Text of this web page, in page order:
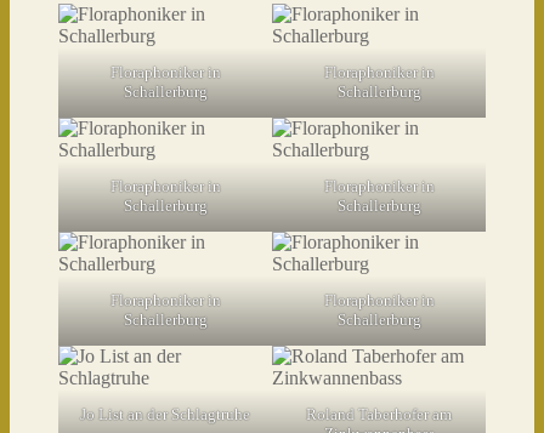
Floraphoniker in
Schallerburg
Floraphoniker in
Schallerburg
Floraphoniker in
Schallerburg
Floraphoniker in
Schallerburg
Floraphoniker in
Schallerburg
Floraphoniker in
Schallerburg
Jo List an der Schlagtruhe
Roland Taberhofer am